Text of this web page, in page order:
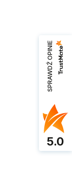
SPRAWDŹ OPINIE
5.0